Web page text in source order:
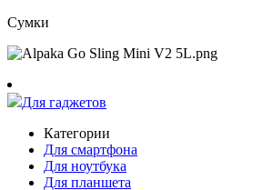
Сумки
Для гаджетов
Категории
Для смартфона
Для ноутбука
Для планшета